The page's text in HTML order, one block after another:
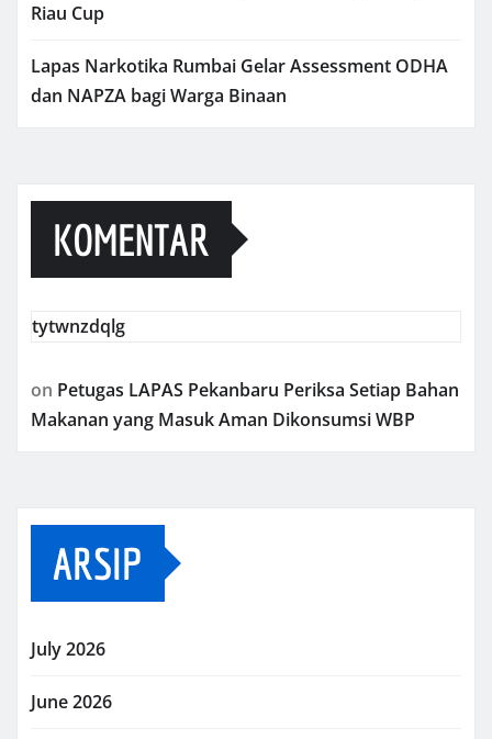
Riau Cup
Lapas Narkotika Rumbai Gelar Assessment ODHA
dan NAPZA bagi Warga Binaan
KOMENTAR
tytwnzdqlg
on Petugas LAPAS Pekanbaru Periksa Setiap Bahan
Makanan yang Masuk Aman Dikonsumsi WBP
ARSIP
July 2026
June 2026